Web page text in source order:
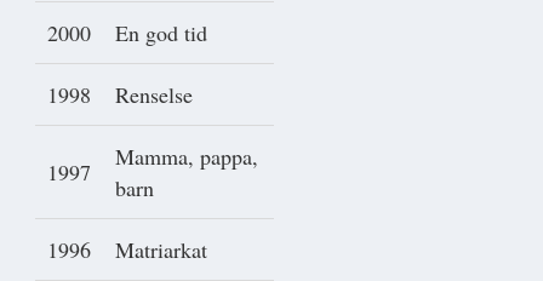
2000 En god tid
1998 Renselse
1997
Mamma, pappa,
barn
1996 Matriarkat